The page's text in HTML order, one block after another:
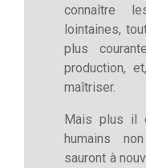
connaître
lointaines,
plus
production,
maîtriser.
Mais plus il
humains
sauront à